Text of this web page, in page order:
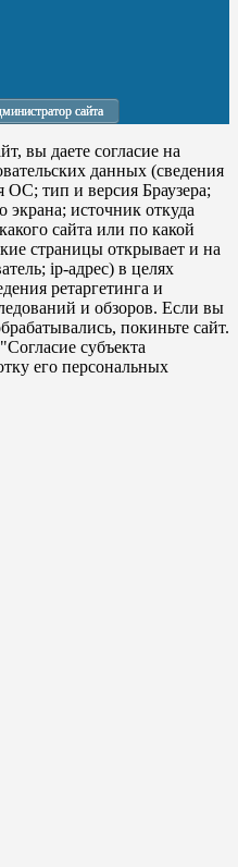
сайта
вы даете согласие на
данных (сведения
тип и версия Браузера;
экрана; источник откуда
сайта или по какой
страницы открывает и на
ip-адрес) в целях
ретаргетинга и
и обзоров. Если вы
покиньте сайт.
субъекта
его персональных